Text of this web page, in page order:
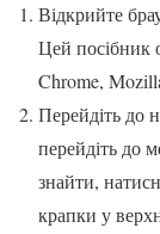
Відкрийте
Цей посібник
Chrome,
Перейдіть до
перейдіть до
знайти,
крапки у